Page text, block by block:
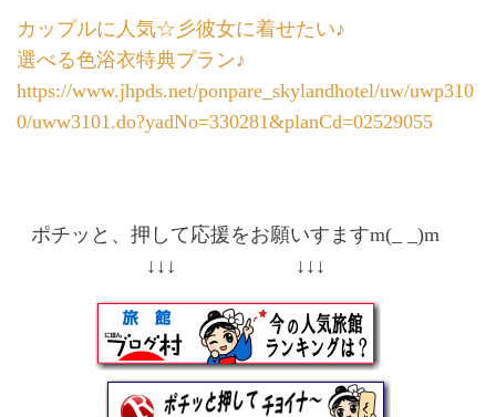
カップルに人気☆彡彼女に着せたい♪
選べる色浴衣特典プラン♪
https://www.jhpds.net/ponpare_skylandhotel/uw/uwp310
0/uww3101.do?yadNo=330281&planCd=02529055
ポチッと、押して応援をお願いすますm(_ _)m
↓↓↓ ↓↓↓